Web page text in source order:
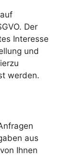
Der
Interesse
und
werden.
aus
Ihnen